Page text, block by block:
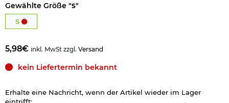
Gewählte Größe "S"
S
5,98€ inkl. MwSt zzgl. Versand
kein Liefertermin bekannt
Erhalte eine Nachricht, wenn der Artikel wieder im Lager
eintrifft: